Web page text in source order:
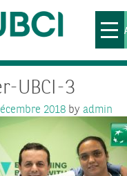
UBCI-3
2018 by admin